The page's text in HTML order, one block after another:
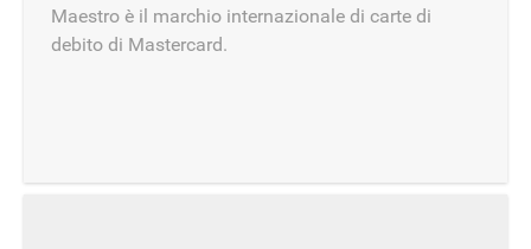
Maestro è il marchio internazionale di carte di
debito di Mastercard.